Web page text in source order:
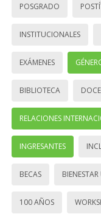
POSGRADO
INSTITUCIONALES
EXÁMENES
BIBLIOTECA
RELACIONES
INGRESANTES
BECAS
100 AÑOS